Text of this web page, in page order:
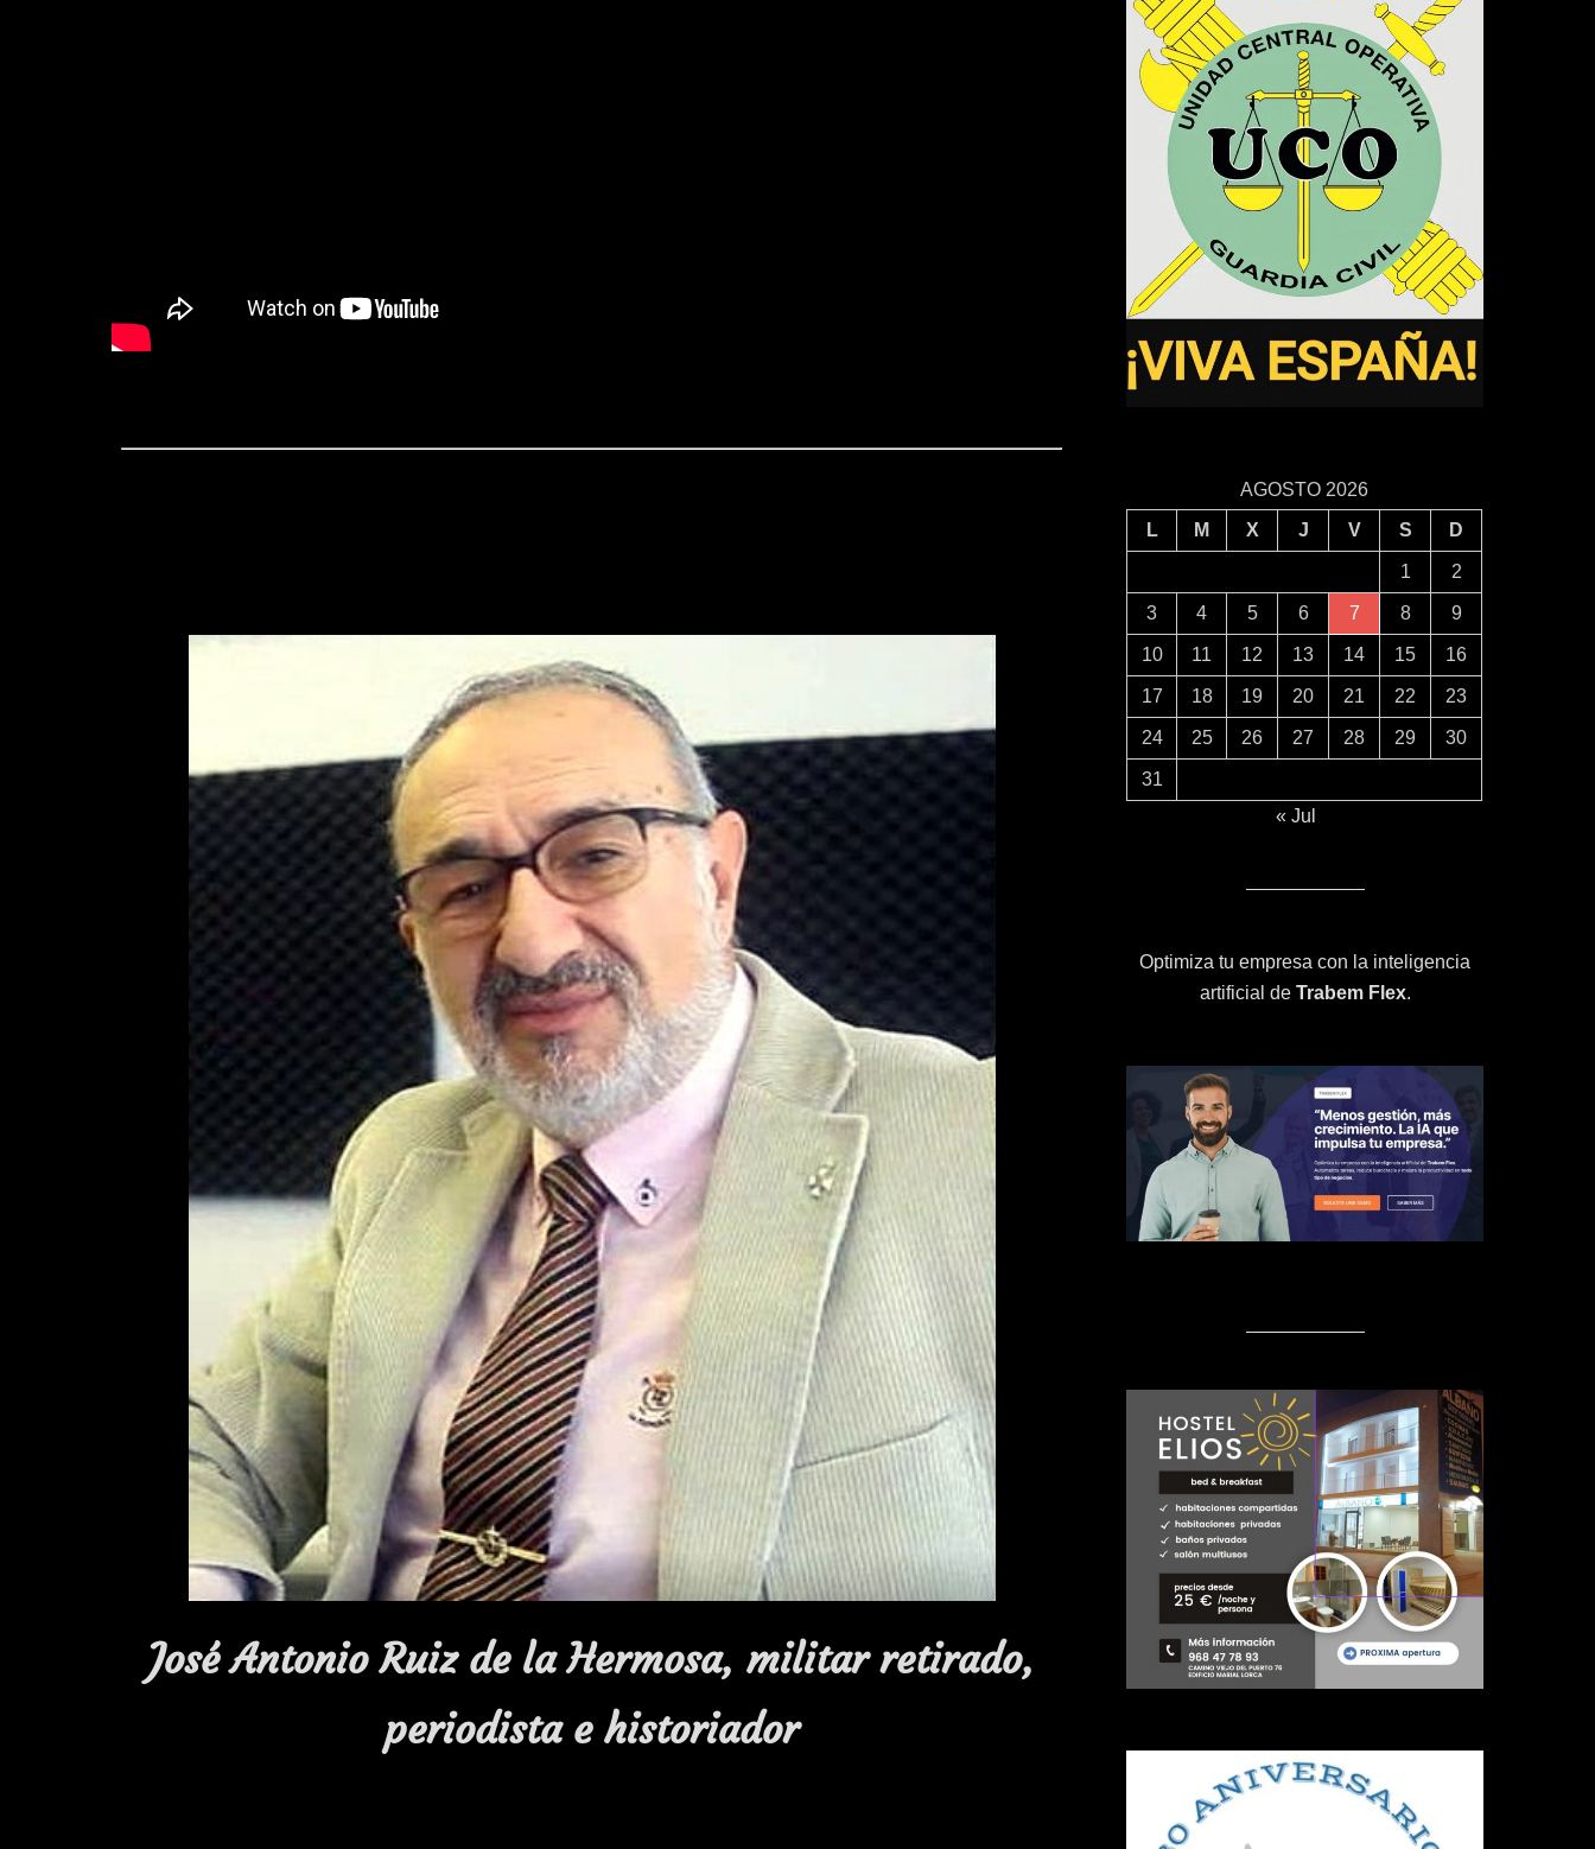
José Antonio Ruiz de la Hermosa, militar retirado,
periodista e historiador
AGOSTO 2026
L
M X J V S D
1 2
3 4 5 6 7 8 9
10 11 12 13 14 15 16
17 18 19 20 21 22 23
24 25 26 27 28 29 30
31
« Jul
Optimiza tu empresa con la inteligencia
artificial de Trabem Flex.